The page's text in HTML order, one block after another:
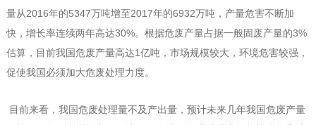
量从2016年的5347万吨增至2017年的6932万吨，产量危害不断加
快，增长率连续两年高达30%。根据危废产量占据一般固废产量的3%
估算，目前我国危废产量高达1亿吨，市场规模较大，环境危害较强，
促使我国必须加大危废处理力度。
目前来看，我国危废处理量不及产出量，预计未来几年我国危废产量